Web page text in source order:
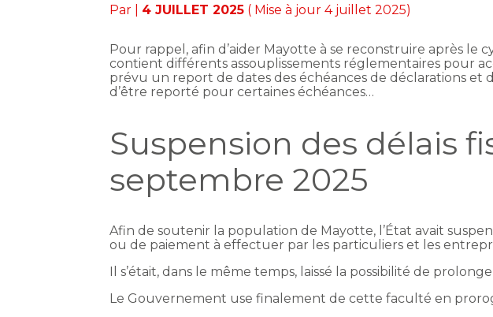
Par 4 JUILLET 2025 ( Mise à jour 4 juillet 2025)
Pour rappel, afin d’aider Mayotte à se reconstruire après le
contient différents assouplissements réglementaires pour
prévu un report de dates des échéances de déclarations
d’être reporté pour certaines échéances…
Suspension des délais
septembre 2025
Afin de soutenir la population de Mayotte, l’État avait
ou de paiement à effectuer par les particuliers et les
Il s’était, dans le même temps, laissé la possibilité de
Le Gouvernement use finalement de cette faculté en